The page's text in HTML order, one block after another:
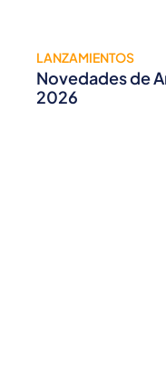
LANZAMIENTOS
Novedades de
2026